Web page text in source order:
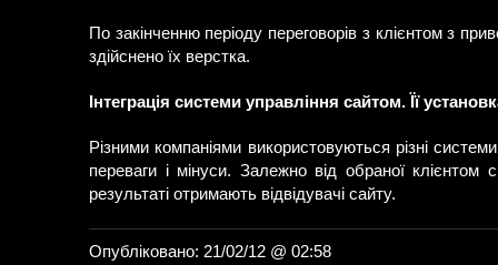
По закінченню періоду переговорів з клієнтом з
здійснено їх верстка.
Інтеграція системи управління сайтом. Її
Різними компаніями використовуються різні
переваги і мінуси. Залежно від обраної
результаті отримають відвідувачі сайту.
Опубліковано: 21/02/12 @ 02:58